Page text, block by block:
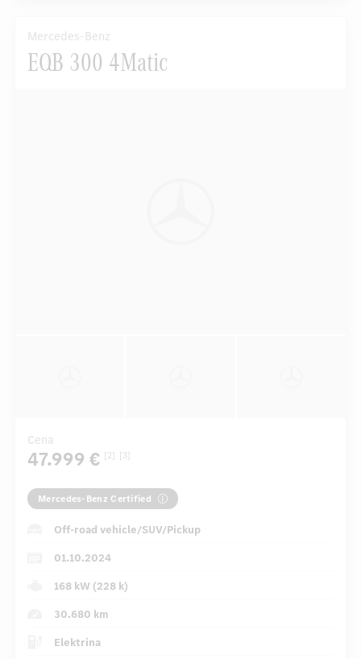
Mercedes-Benz
EQB 300 4Matic
Cena
47.999 € [2] [3]
Mercedes-Benz Certified
Off-road vehicle/SUV/Pickup
01.10.2024
168 kW (228 k)
30.680 km
Elektrina